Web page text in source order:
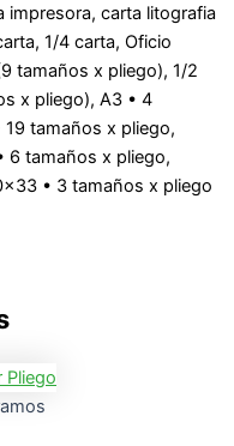
impresora, carta litografia
1/4 carta, Oficio
tamaños x pliego), 1/2
x pliego), A3 • 4
tamaños x pliego,
tamaños x pliego,
• 3 tamaños x pliego